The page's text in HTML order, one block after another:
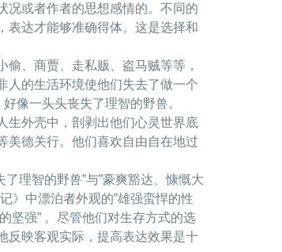
况或者作者的思想感情的。不同的
表达才能够准确得体。这是选择和
、商贾、走私贩、盗马贼等等，
人的生活环境使他们失去了做一个
像一头头丧失了理智的野兽。
生外壳中，剖剥出他们心灵世界底
美德关行。他们喜欢自由自在地过
理智的野兽”与”豪爽豁达、慷慨大
》中漂泊者外观的”雄强蛮悍的性
坚强” 。尽管他们对生存方式的选
反映客观实际，提高表达效果是十